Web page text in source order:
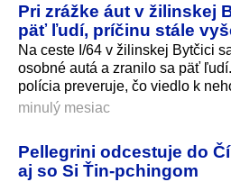
Pri zrážke áut v žilinskej
päť ľudí, príčinu stále
Na ceste I/64 v žilinskej Bytčici
osobné autá a zranilo sa päť
polícia preveruje, čo viedlo k
minulý mesiac
Pellegrini odcestuje do
aj so Si Ťin-pchingom